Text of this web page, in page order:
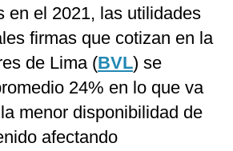
en el 2021, las utilidades
firmas que cotizan en la
de Lima (BVL) se
24% en lo que va
menor disponibilidad de
afectando